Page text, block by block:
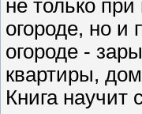
не только
огороде, но и
огороде -
квартиры,
Книга научит